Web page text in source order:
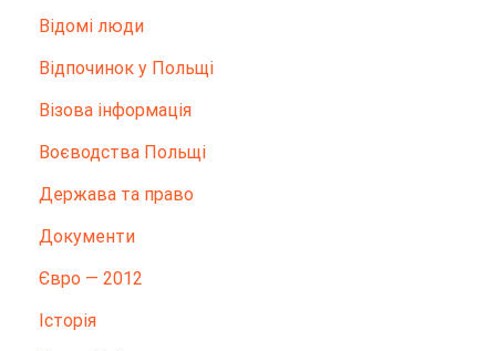
Відомі люди
Відпочинок у Польщі
Візова інформація
Воєводства Польщі
Держава та право
Документи
Євро — 2012
Історія